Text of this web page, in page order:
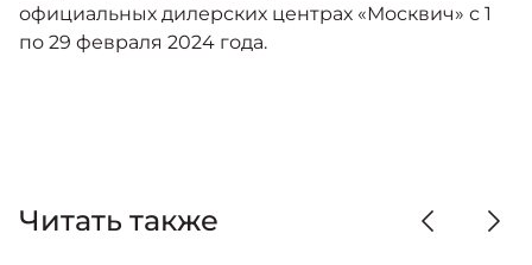
официальных дилерских центрах «Москвич» с 1
по 29 февраля 2024 года.
Читать также